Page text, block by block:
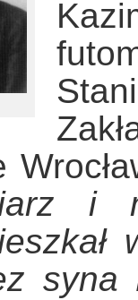
i
syna